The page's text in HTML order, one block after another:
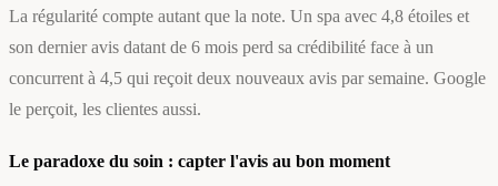
La régularité compte autant que la note. Un spa avec 4,8 étoiles et
son dernier avis datant de 6 mois perd sa crédibilité face à un
concurrent à 4,5 qui reçoit deux nouveaux avis par semaine. Google
le perçoit, les clientes aussi.
Le paradoxe du soin : capter l'avis au bon moment